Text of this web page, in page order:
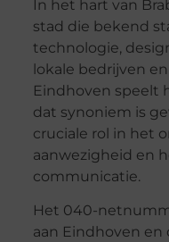
In het hart van
stad die bekend
technologie,
lokale bedrijven
Eindhoven speelt
dat synoniem is
cruciale rol in het
aanwezigheid en
communicatie.
Het 040-
aan Eindhoven